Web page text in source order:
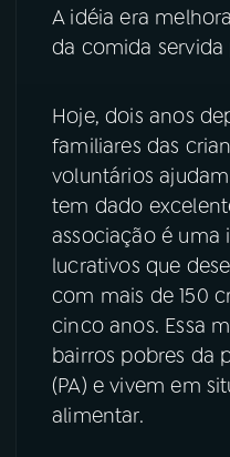
06VIDEOCASTS
FESTIVAL DE
ACOMPANHE A RÁDIO
Instagram
TikTok
A idéia era
da comida
Hoje, dois anos
familiares das
voluntários
tem dado
associação é uma
lucrativos que
com mais de 150
cinco anos. Essa
bairros pobres da
(PA) e vivem em
alimentar.